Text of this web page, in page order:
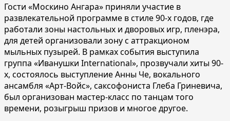
Гости «Москино Ангара» приняли участие в
развлекательной программе в стиле 90-х годов, где
работали зоны настольных и дворовых игр, пленэра,
для детей организовали зону с аттракционом
мыльных пузырей. В рамках события выступила
группа «Иванушки International», прозвучали хиты 90-
х, состоялось выступление Анны Че, вокального
ансамбля «Арт-Войс», саксофониста Глеба Гриневича,
был организован мастер-класс по танцам того
времени, розыгрыш призов и многое другое.